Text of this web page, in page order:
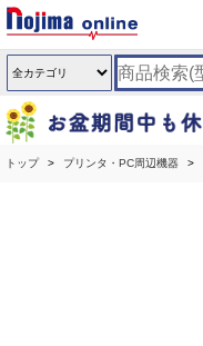
トップ プリンタ・PC周辺機器